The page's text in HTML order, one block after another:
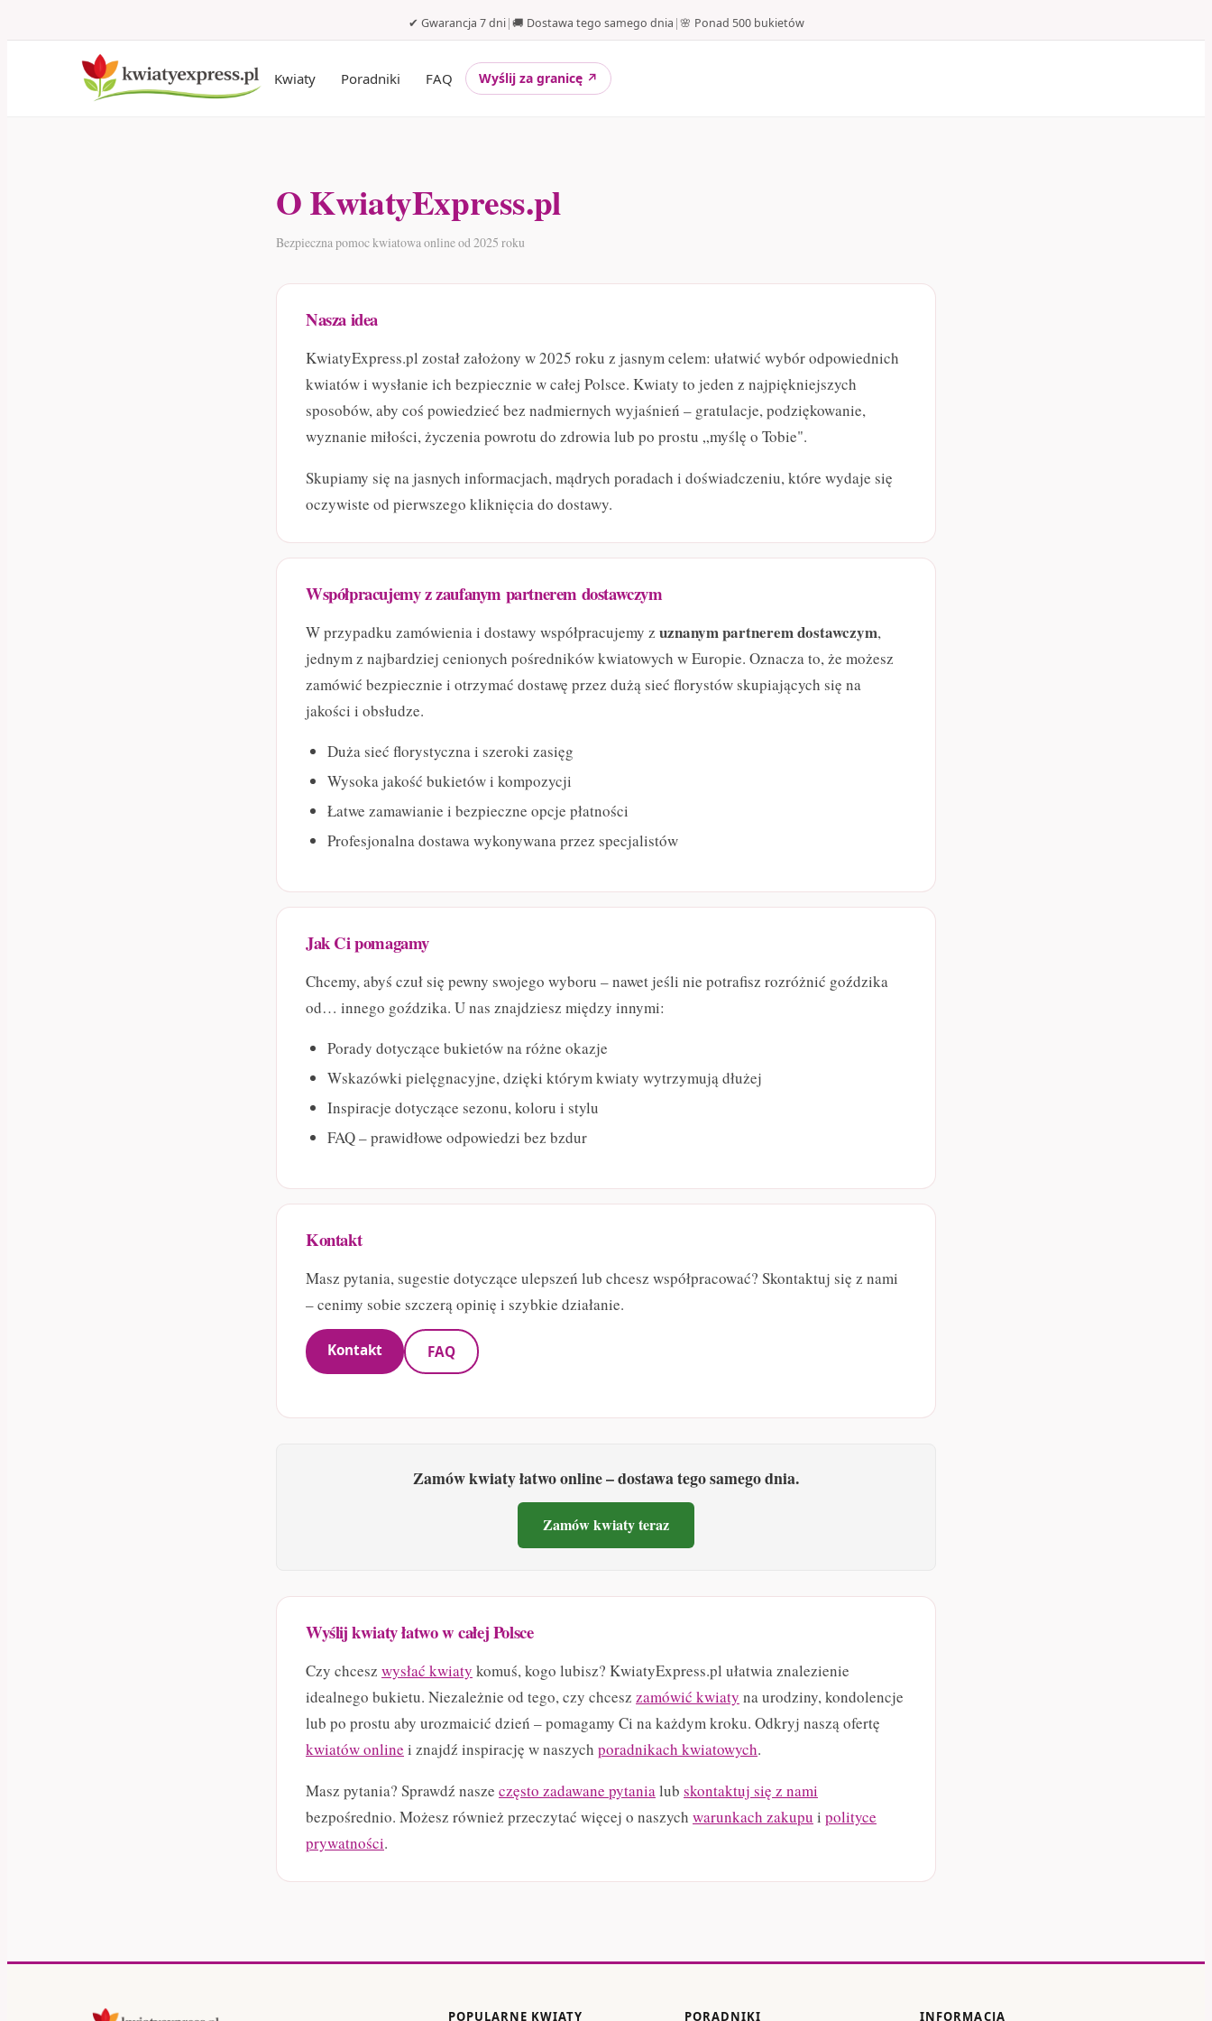
✔ Gwarancja 7 dni|🚚 Dostawa tego samego dnia |🌸 Ponad 500 bukietów
Kwiaty Poradniki FAQ Wyślij za granicę ↗
O KwiatyExpress.pl
Bezpieczna pomoc kwiatowa online od 2025 roku
Nasza idea
KwiatyExpress.pl został założony w 2025 roku z jasnym celem: ułatwić wybór odpowiednich
kwiatów i wysłanie ich bezpiecznie w całej Polsce. Kwiaty to jeden z najpiękniejszych
sposobów, aby coś powiedzieć bez nadmiernych wyjaśnień – gratulacje, podziękowanie,
wyznanie miłości, życzenia powrotu do zdrowia lub po prostu „myślę o Tobie".
Skupiamy się na jasnych informacjach, mądrych poradach i doświadczeniu, które wydaje się
oczywiste od pierwszego kliknięcia do dostawy.
Współpracujemy z zaufanym partnerem dostawczym
W przypadku zamówienia i dostawy współpracujemy z uznanym partnerem dostawczym,
jednym z najbardziej cenionych pośredników kwiatowych w Europie. Oznacza to, że możesz
zamówić bezpiecznie i otrzymać dostawę przez dużą sieć florystów skupiających się na
jakości i obsłudze.
Duża sieć florystyczna i szeroki zasięg
Wysoka jakość bukietów i kompozycji
Łatwe zamawianie i bezpieczne opcje płatności
Profesjonalna dostawa wykonywana przez specjalistów
Jak Ci pomagamy
Chcemy, abyś czuł się pewny swojego wyboru – nawet jeśli nie potrafisz rozróżnić goździka
od… innego goździka. U nas znajdziesz między innymi:
Porady dotyczące bukietów na różne okazje
Wskazówki pielęgnacyjne, dzięki którym kwiaty wytrzymują dłużej
Inspiracje dotyczące sezonu, koloru i stylu
FAQ – prawidłowe odpowiedzi bez bzdur
Kontakt
Masz pytania, sugestie dotyczące ulepszeń lub chcesz współpracować? Skontaktuj się z nami
– cenimy sobie szczerą opinię i szybkie działanie.
Kontakt FAQ
Zamów kwiaty łatwo online – dostawa tego samego dnia.
Zamów kwiaty teraz
Wyślij kwiaty łatwo w całej Polsce
Czy chcesz wysłać kwiaty komuś, kogo lubisz? KwiatyExpress.pl ułatwia znalezienie
idealnego bukietu. Niezależnie od tego, czy chcesz zamówić kwiaty na urodziny, kondolencje
lub po prostu aby urozmaicić dzień – pomagamy Ci na każdym kroku. Odkryj naszą ofertę
kwiatów online i znajdź inspirację w naszych poradnikach kwiatowych.
Masz pytania? Sprawdź nasze często zadawane pytanialub skontaktuj się z nami
bezpośrednio. Możesz również przeczytać więcej o naszych warunkach zakupu i polityce
prywatności.
POPULARNE KWIATY PORADNIKI INFORMACJA